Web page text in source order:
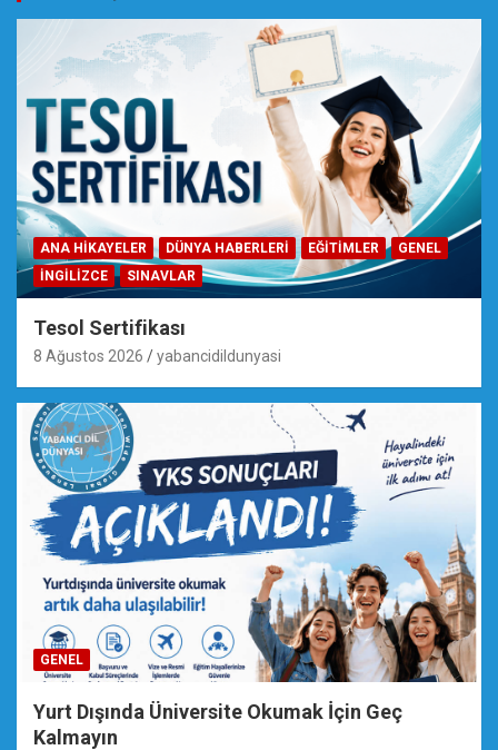
ANA HIKAYELER DÜNYA HABERLERI EĞİTİMLER
GENEL
İNGILIZCE
SINAVLAR
Tesol Sertifikası
8 Ağustos 2026 yabancidildunyasi
GENEL
Yurt Dışında Üniversite Okumak İçin Geç
Kalmayın